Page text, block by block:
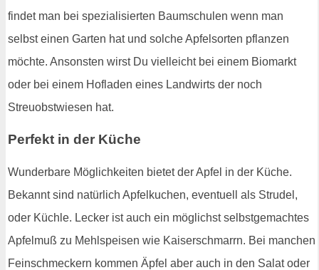
findet man bei spezialisierten Baumschulen wenn man
selbst einen Garten hat und solche Apfelsorten pflanzen
möchte. Ansonsten wirst Du vielleicht bei einem Biomarkt
oder bei einem Hofladen eines Landwirts der noch
Streuobstwiesen hat.
Perfekt in der Küche
Wunderbare Möglichkeiten bietet der Apfel in der Küche.
Bekannt sind natürlich Apfelkuchen, eventuell als Strudel,
oder Küchle. Lecker ist auch ein möglichst selbstgemachtes
Apfelmuß zu Mehlspeisen wie Kaiserschmarrn. Bei manchen
Feinschmeckern kommen Äpfel aber auch in den Salat oder